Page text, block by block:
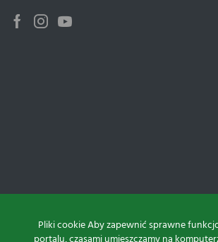
Pliki cookie Aby zapewnić sprawne